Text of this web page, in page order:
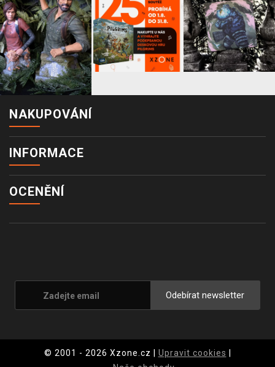
NAKUPOVÁNÍ
INFORMACE
OCENĚNÍ
Odebírat newsletter
© 2001 - 2026 Xzone.cz | Upravit cookies |